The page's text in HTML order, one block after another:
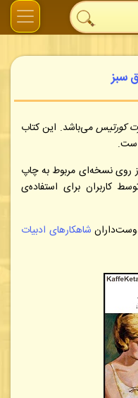
سبز
کورتیسمی‌باشد. این کتاب
روی نسخه‌ای مربوط به چاپ
توسط کاربران برای استفاده‌ی
شاهکارهای ادبیات